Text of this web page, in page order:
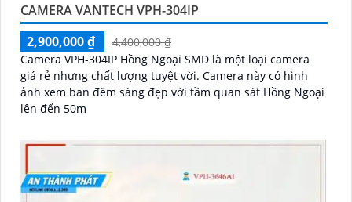
CAMERA VANTECH VPH-304IP
2,900,000 ₫
4,400,000 ₫
Camera VPH-304IP Hồng Ngoại SMD là một loại camera
giá rẻ nhưng chất lượng tuyệt vời. Camera này có hình
ảnh xem ban đêm sáng đẹp với tầm quan sát Hồng Ngoại
lên đến 50m